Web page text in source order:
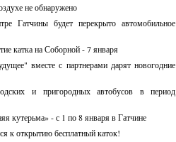
не обнаружено
Гатчины будет перекрыто автомобильное
катка на Соборной - 7 января
вместе с партнерами дарят новогодние
и пригородных автобусов в период
кутерьма» - с 1 по 8 января в Гатчине
к открытию бесплатный каток!